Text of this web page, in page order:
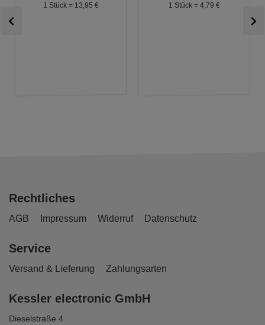
1 Stück = 13, 95 € 1 Stück = 4, 79 €
Rechtliches
AGB Impressum Widerruf Datenschutz
Service
Versand & Lieferung Zahlungsarten
Kessler electronic GmbH
Dieselstraße 4